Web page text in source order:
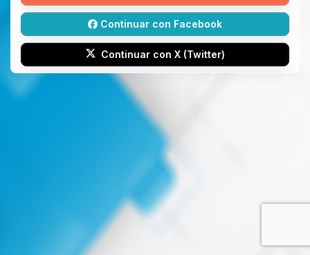
Continuar con Facebook
Continuar con X (Twitter)